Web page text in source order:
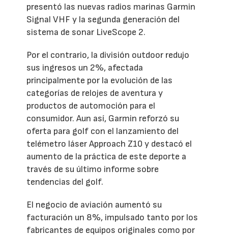
presentó las nuevas radios marinas Garmin
Signal VHF y la segunda generación del
sistema de sonar LiveScope 2.
Por el contrario, la división outdoor redujo
sus ingresos un 2%, afectada
principalmente por la evolución de las
categorías de relojes de aventura y
productos de automoción para el
consumidor. Aun así, Garmin reforzó su
oferta para golf con el lanzamiento del
telémetro láser Approach Z10 y destacó el
aumento de la práctica de este deporte a
través de su último informe sobre
tendencias del golf.
El negocio de aviación aumentó su
facturación un 8%, impulsado tanto por los
fabricantes de equipos originales como por